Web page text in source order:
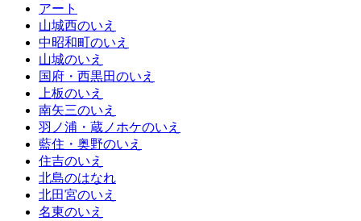
アート
山城西のいえ
中昭和町のいえ
山城のいえ
国府・西黒田のいえ
上板のいえ
南矢三のいえ
羽ノ浦・蔵ノホケのいえ
藍住・奥野のいえ
住吉のいえ
北島のはなれ
北田宮のいえ
名東のいえ